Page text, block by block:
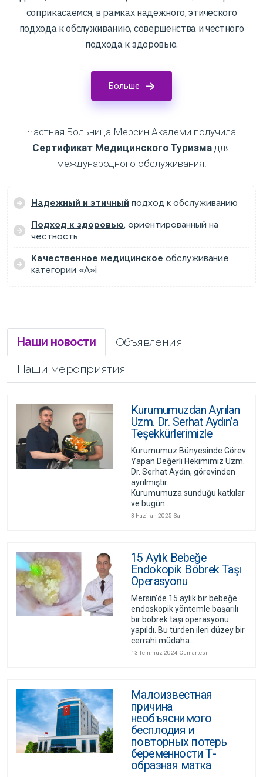
соприкасаемся, в рамках надежного, этического
подхода к обслуживанию, совершенства и честного
подхода к здоровью.
Больше
Частная Больница Мерсин Академи получила
Сертификат Медицинского Туризма для
международного обслуживания.
Надежный и этичный подход к обслуживанию
Подход к здоровью, ориентированный на
честность
Качественное медицинское обслуживание
категории «А»i
Наши новости
Объявления
Наши мероприятия
Kurumumuzdan Ayrılan
Uzm. Dr. Serhat Aydın’a
Teşekkürlerimizle
Kurumumuz Bünyesinde Görev
Yapan Değerli Hekimimiz Uzm.
Dr. Serhat Aydın, görevinden
ayrılmıştır.
Kurumumuza sunduğu katkılar
ve bugün...
3 Haziran 2025 Salı
15 Aylık Bebeğe
Endokopik Böbrek Taşı
Operasyonu
Mersin’de 15 aylık bir bebeğe
endoskopik yöntemle başarılı
bir böbrek taşı operasyonu
yapıldı. Bu türden ileri düzey bir
cerrahi müdaha...
13 Temmuz 2024 Cumartesi
Малоизвестная
причина
необъяснимого
бесплодия и
повторных потерь
беременности Т-
образная матка